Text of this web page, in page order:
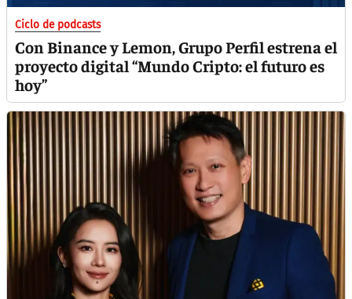
Ciclo de podcasts
Con Binance y Lemon, Grupo Perfil estrena el
proyecto digital “Mundo Cripto: el futuro es
hoy”